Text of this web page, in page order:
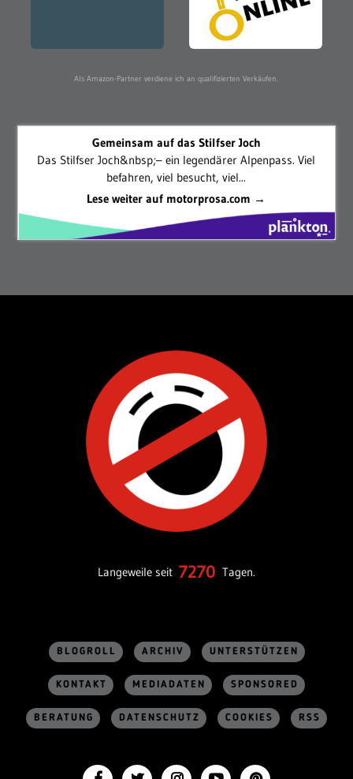
Als Amazon-Partner verdiene ich an qualifizierten Verkäufen.
Gemeinsam auf das Stilfser Joch
Das Stilfser Joch&nbsp;– ein legendärer Alpenpass. Viel
befahren, viel besucht, viel...
Lese weiter auf motorprosa.com →
Langeweile seit 7270 Tagen.
BLOGROLL ARCHIV UNTERSTÜTZEN
KONTAKT MEDIADATEN SPONSORED
BERATUNG DATENSCHUTZ COOKIES RSS